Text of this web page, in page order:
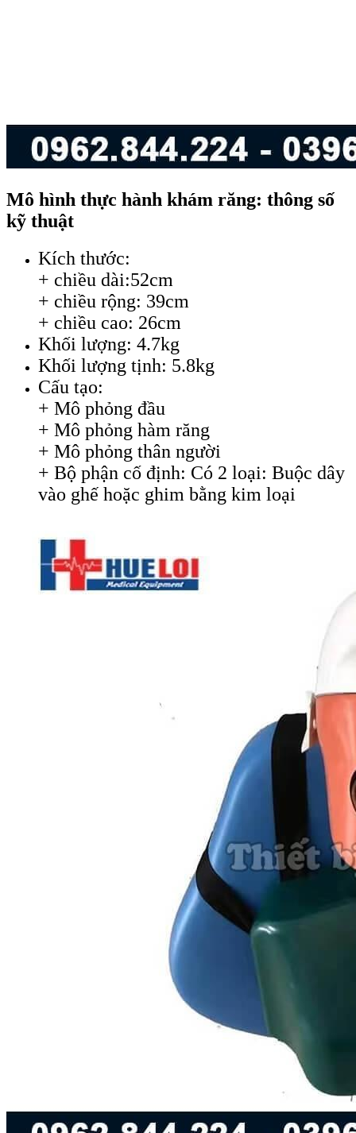
Mô hình thực hành khám răng: thông số
kỹ thuật
Kích thước:
+ chiều dài:52cm
+ chiều rộng: 39cm
+ chiều cao: 26cm
Khối lượng: 4.7kg
Khối lượng tịnh: 5.8kg
Cấu tạo:
+ Mô phỏng đầu
+ Mô phỏng hàm răng
+ Mô phỏng thân người
+ Bộ phận cố định: Có 2 loại: Buộc dây
vào ghế hoặc ghim bằng kim loại